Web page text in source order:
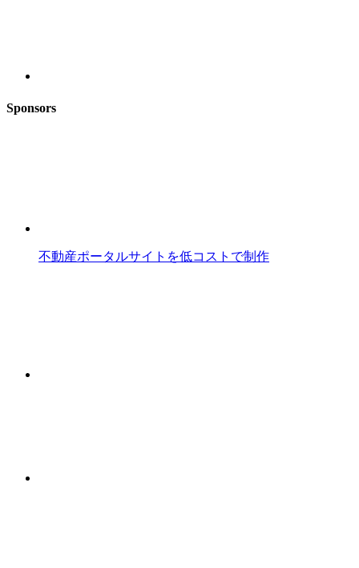
Sponsors
不動産ポータルサイトを低コストで制作